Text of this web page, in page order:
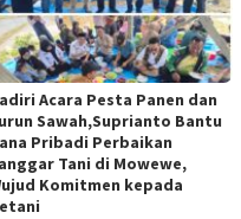
Acara Pesta Panen dan
Sawah,Suprianto Bantu
Pribadi Perbaikan
Tani di Mowewe,
Komitmen kepada